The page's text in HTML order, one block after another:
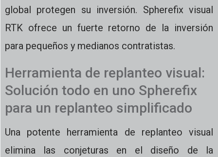
global protegen su inversión. Spherefix visual
RTK ofrece un fuerte retorno de la inversión
para pequeños y medianos contratistas.
Herramienta de replanteo visual:
Solución todo en uno Spherefix
para un replanteo simplificado
Una potente herramienta de replanteo visual
elimina las conjeturas en el diseño de la